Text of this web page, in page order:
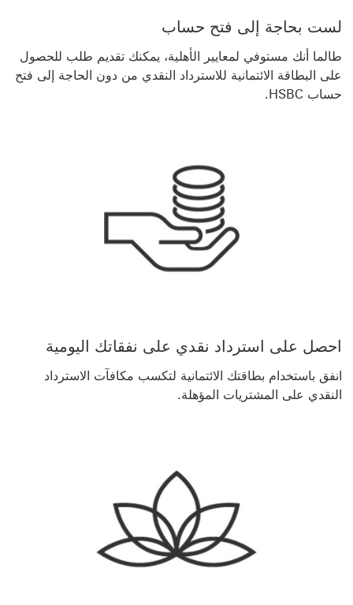
لست بحاجة إلى فتح حساب
طالما أنك مستوفي لمعايير الأهلية، يمكنك تقديم طلب للحصول
على البطاقة الائتمانية للاسترداد النقدي من دون الحاجة إلى فتح
حساب HSBC.
احصل على استرداد نقدي على نفقاتك اليومية
انفق باستخدام بطاقتك الائتمانية لتكسب مكافآت الاسترداد
النقدي على المشتريات المؤهلة.